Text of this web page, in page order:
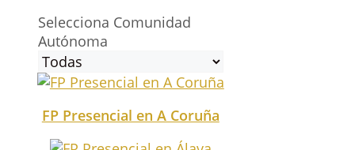
Selecciona Comunidad
Autónoma
FP Presencial en A Coruña